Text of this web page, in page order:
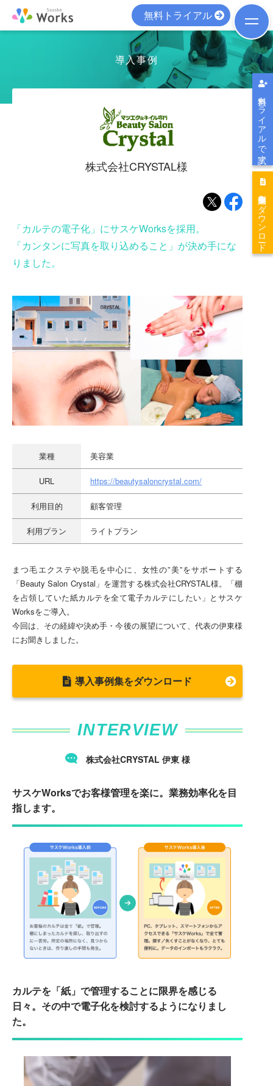
無料トライアルで試す
導入事例集をダウンロード
無料トライアル
導入事例
株式会社CRYSTAL様
「カルテの電子化」にサスケWorksを採用。
「カンタンに写真を取り込めること」が決め手にな
りました。
業種 美容業
URL https://beautysaloncrystal.com/
利用目的 顧客管理
利用プラン ライトプラン
まつ毛エクステや脱毛を中心に、女性の”美”をサポートする
「Beauty Salon Crystal」を運営する株式会社CRYSTAL様。「棚
を占領していた紙カルテを全て電子カルテにしたい」とサスケ
Worksをご導入。
今回は、その経緯や決め手・今後の展望について、代表の伊東様
にお聞きしました。
導入事例集をダウンロード
INTERVIEW
株式会社CRYSTAL 伊東様
サスケWorksでお客様管理を楽に。業務効率化を目
指します。
カルテを「紙」で管理することに限界を感じる
日々。その中で電子化を検討するようになりまし
た。